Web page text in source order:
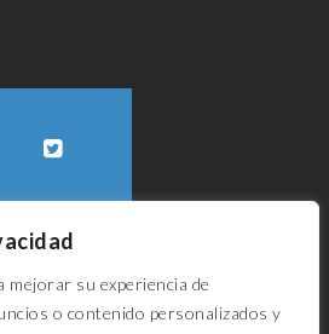
mejorar su experiencia de
o contenido personalizados y